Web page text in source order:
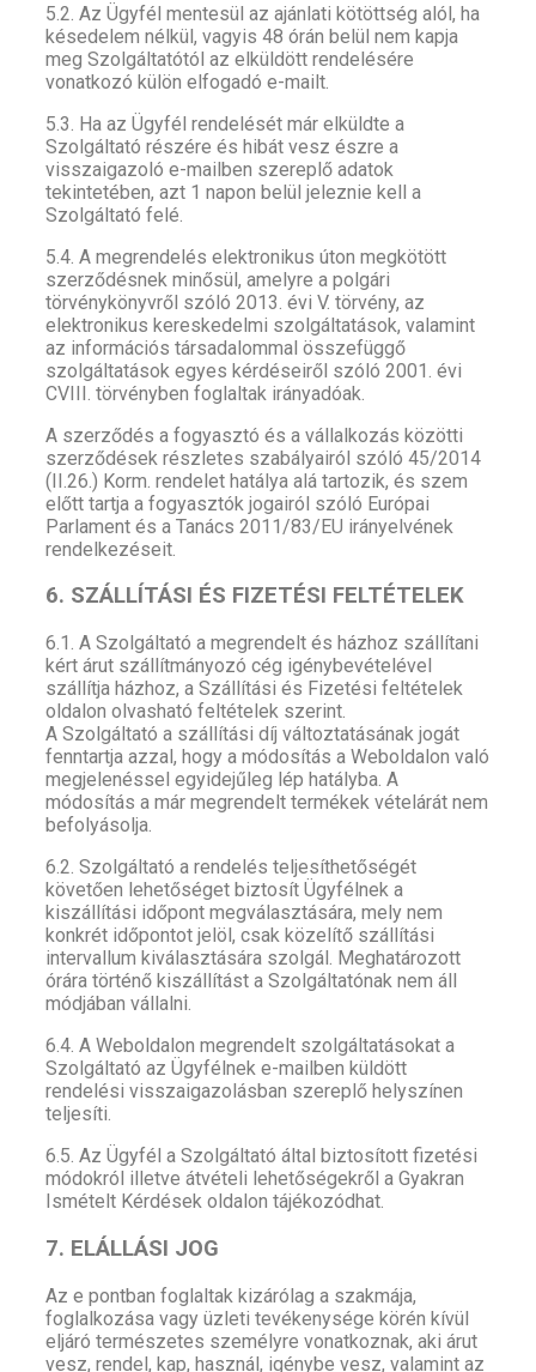
5.2. Az Ügyfél mentesül az ajánlati kötöttség alól, ha
késedelem nélkül, vagyis 48 órán belül nem kapja
meg Szolgáltatótól az elküldött rendelésére
vonatkozó külön elfogadó e-mailt.
5.3. Ha az Ügyfél rendelését már elküldte a
Szolgáltató részére és hibát vesz észre a
visszaigazoló e-mailben szereplő adatok
tekintetében, azt 1 napon belül jeleznie kell a
Szolgáltató felé.
5.4. A megrendelés elektronikus úton megkötött
szerződésnek minősül, amelyre a polgári
törvénykönyvről szóló 2013. évi V. törvény, az
elektronikus kereskedelmi szolgáltatások, valamint
az információs társadalommal összefüggő
szolgáltatások egyes kérdéseiről szóló 2001. évi
CVIII. törvényben foglaltak irányadóak.
A szerződés a fogyasztó és a vállalkozás közötti
szerződések részletes szabályairól szóló 45/2014
(II.26.) Korm. rendelet hatálya alá tartozik, és szem
előtt tartja a fogyasztók jogairól szóló Európai
Parlament és a Tanács 2011/83/EU irányelvének
rendelkezéseit.
6. SZÁLLÍTÁSI ÉS FIZETÉSI FELTÉTELEK
6.1. A Szolgáltató a megrendelt és házhoz szállítani
kért árut szállítmányozó cég igénybevételével
szállítja házhoz, a Szállítási és Fizetési feltételek
oldalon olvasható feltételek szerint.
A Szolgáltató a szállítási díj változtatásának jogát
fenntartja azzal, hogy a módosítás a Weboldalon való
megjelenéssel egyidejűleg lép hatályba. A
módosítás a már megrendelt termékek vételárát nem
befolyásolja.
6.2. Szolgáltató a rendelés teljesíthetőségét
követően lehetőséget biztosít Ügyfélnek a
kiszállítási időpont megválasztására, mely nem
konkrét időpontot jelöl, csak közelítő szállítási
intervallum kiválasztására szolgál. Meghatározott
órára történő kiszállítást a Szolgáltatónak nem áll
módjában vállalni.
6.4. A Weboldalon megrendelt szolgáltatásokat a
Szolgáltató az Ügyfélnek e-mailben küldött
rendelési visszaigazolásban szereplő helyszínen
teljesíti.
6.5. Az Ügyfél a Szolgáltató által biztosított fizetési
módokról illetve átvételi lehetőségekről a Gyakran
Ismételt Kérdések oldalon tájékozódhat.
7. ELÁLLÁSI JOG
Az e pontban foglaltak kizárólag a szakmája,
foglalkozása vagy üzleti tevékenysége körén kívül
eljáró természetes személyre vonatkoznak, aki árut
vesz, rendel, kap, használ, igénybe vesz, valamint az